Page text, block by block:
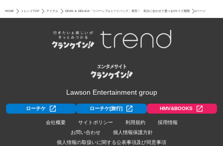
HOME トレンドTOP アイテム DEAN ＆ DELUCA「リバーシブルトートバッグ」発売！ 気分に合わせて選べる2サイズ展開 1ページ
Lawson Entertainment group
ローチケ ローチケ[旅行] HMV&BOOKS
会社概要 サイトポリシー 利用規約
採用情報
お問い合わせ
個人情報保護方針
個人情報の取扱いに関する公表事項及び同意事項